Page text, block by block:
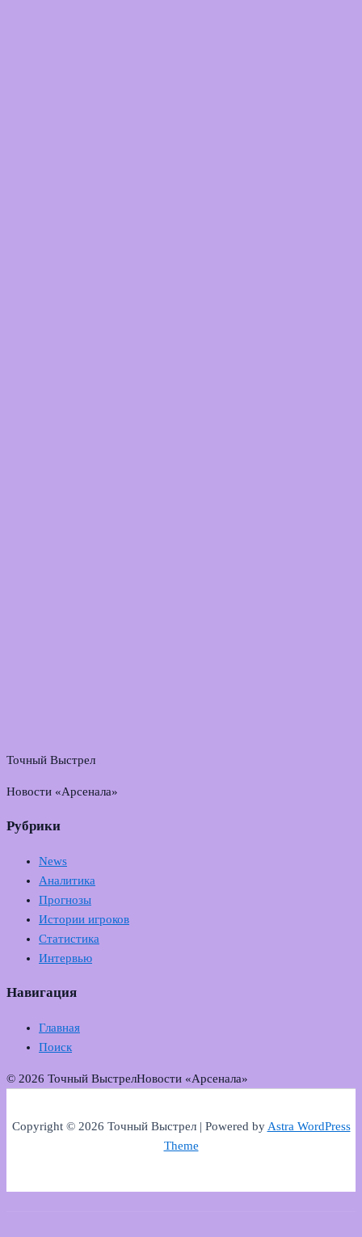
Точный Выстрел
Новости «Арсенала»
Рубрики
News
Аналитика
Прогнозы
Истории игроков
Статистика
Интервью
Навигация
Главная
Поиск
© 2026 Точный ВыстрелНовости «Арсенала»
Copyright © 2026 Точный Выстрел | Powered byAstra WordPress
Theme